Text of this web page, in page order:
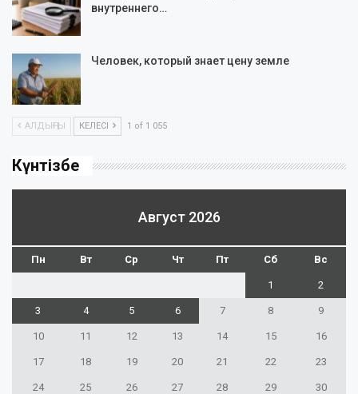
внутреннего…
Человек, который знает цену земле
АЛДЫҢҒЫ КЕЛЕСІ 1 of 1 055
Күнтізбе
Август 2026
Пн Вт Ср Чт Пт Сб Вс
1 2
3 4 5 6 7 8 9
10 11 12 13 14 15 16
17 18 19 20 21 22 23
24 25 26 27 28 29 30